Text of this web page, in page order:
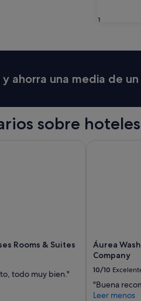
31
y ahorra una media de
sobre
Rooms & Suites
todo muy bien."
Áurea
Company
10/10
"Buena
Leer menos